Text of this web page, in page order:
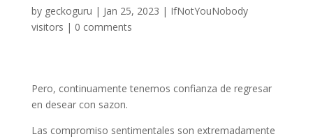
by geckoguru | Jan 25, 2023 | IfNotYouNobody
visitors | 0 comments
Pero, continuamente tenemos confianza de regresar
en desear con sazon.
Las compromiso sentimentales son extremadamente